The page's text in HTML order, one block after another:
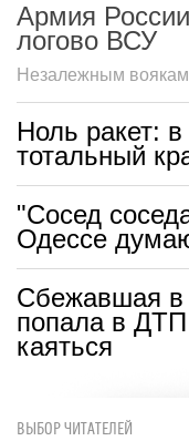
Армия
логово ВСУ
Незалежным
Ноль ракет:
тотальный
"Сосед
Одессе
Сбежавшая
попала в
каяться
ВЫБОР ЧИТАТЕЛЕЙ